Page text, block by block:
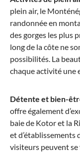
plein air, le
randonnée en
des gorges les plus
long de la côte ne
possibilités. La
chaque activité une
Détente et bien-
offre également
baie de Kotor et la
et d’établissements
visiteurs peuvent